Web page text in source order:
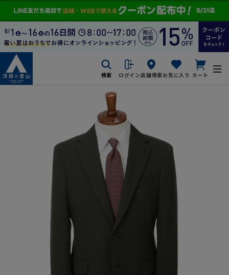
検索 ログイン店舗検索お気に入り カート